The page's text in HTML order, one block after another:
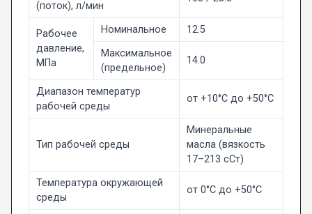
(поток), л/мин
Рабочее
давление,
МПа
Номинальное
12.5
Максимальное
(предельное)
14.0
Диапазон температур
рабочей среды
от +10°C до +50°C
Тип рабочей среды
Минеральные
масла (вязкость
17–213 сСт)
Температура окружающей
среды
от 0°C до +50°C